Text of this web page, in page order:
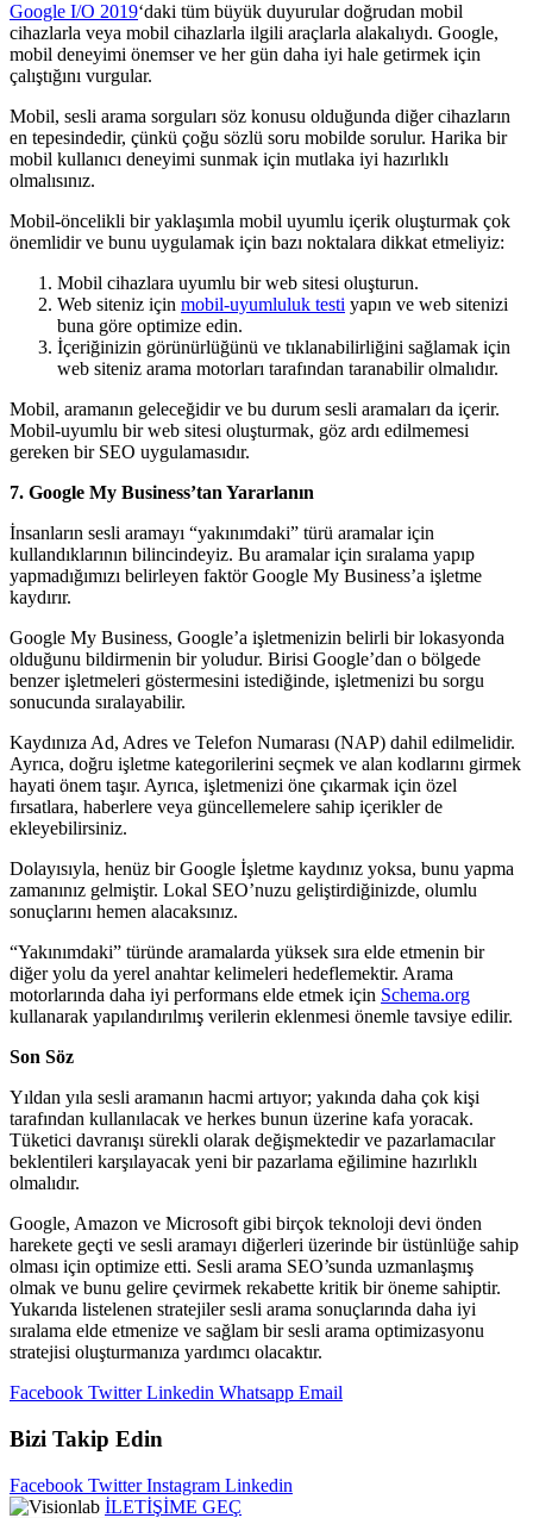
Google I/O 2019‘daki tüm büyük duyurular doğrudan mobil
cihazlarla veya mobil cihazlarla ilgili araçlarla alakalıydı. Google,
mobil deneyimi önemser ve her gün daha iyi hale getirmek için
çalıştığını vurgular.
Mobil, sesli arama sorguları söz konusu olduğunda diğer cihazların
en tepesindedir, çünkü çoğu sözlü soru mobilde sorulur. Harika bir
mobil kullanıcı deneyimi sunmak için mutlaka iyi hazırlıklı
olmalısınız.
Mobil-öncelikli bir yaklaşımla mobil uyumlu içerik oluşturmak çok
önemlidir ve bunu uygulamak için bazı noktalara dikkat etmeliyiz:
Mobil cihazlara uyumlu bir web sitesi oluşturun.
Web siteniz için mobil-uyumluluk testi yapın ve web sitenizi
buna göre optimize edin.
İçeriğinizin görünürlüğünü ve tıklanabilirliğini sağlamak için
web siteniz arama motorları tarafından taranabilir olmalıdır.
Mobil, aramanın geleceğidir ve bu durum sesli aramaları da içerir.
Mobil-uyumlu bir web sitesi oluşturmak, göz ardı edilmemesi
gereken bir SEO uygulamasıdır.
7. Google My Business’tan Yararlanın
İnsanların sesli aramayı “yakınımdaki” türü aramalar için
kullandıklarının bilincindeyiz. Bu aramalar için sıralama yapıp
yapmadığımızı belirleyen faktör Google My Business’a işletme
kaydırır.
Google My Business, Google’a işletmenizin belirli bir lokasyonda
olduğunu bildirmenin bir yoludur. Birisi Google’dan o bölgede
benzer işletmeleri göstermesini istediğinde, işletmenizi bu sorgu
sonucunda sıralayabilir.
Kaydınıza Ad, Adres ve Telefon Numarası (NAP) dahil edilmelidir.
Ayrıca, doğru işletme kategorilerini seçmek ve alan kodlarını girmek
hayati önem taşır. Ayrıca, işletmenizi öne çıkarmak için özel
fırsatlara, haberlere veya güncellemelere sahip içerikler de
ekleyebilirsiniz.
Dolayısıyla, henüz bir Google İşletme kaydınız yoksa, bunu yapma
zamanınız gelmiştir. Lokal SEO’nuzu geliştirdiğinizde, olumlu
sonuçlarını hemen alacaksınız.
“Yakınımdaki” türünde aramalarda yüksek sıra elde etmenin bir
diğer yolu da yerel anahtar kelimeleri hedeflemektir. Arama
motorlarında daha iyi performans elde etmek için Schema.org
kullanarak yapılandırılmış verilerin eklenmesi önemle tavsiye edilir.
Son Söz
Yıldan yıla sesli aramanın hacmi artıyor; yakında daha çok kişi
tarafından kullanılacak ve herkes bunun üzerine kafa yoracak.
Tüketici davranışı sürekli olarak değişmektedir ve pazarlamacılar
beklentileri karşılayacak yeni bir pazarlama eğilimine hazırlıklı
olmalıdır.
Google, Amazon ve Microsoft gibi birçok teknoloji devi önden
harekete geçti ve sesli aramayı diğerleri üzerinde bir üstünlüğe sahip
olması için optimize etti. Sesli arama SEO’sunda uzmanlaşmış
olmak ve bunu gelire çevirmek rekabette kritik bir öneme sahiptir.
Yukarıda listelenen stratejiler sesli arama sonuçlarında daha iyi
sıralama elde etmenize ve sağlam bir sesli arama optimizasyonu
stratejisi oluşturmanıza yardımcı olacaktır.
Facebook TwitterLinkedin Whatsapp Email
Bizi Takip Edin
Facebook TwitterInstagram Linkedin
İLETİŞİME GEÇ